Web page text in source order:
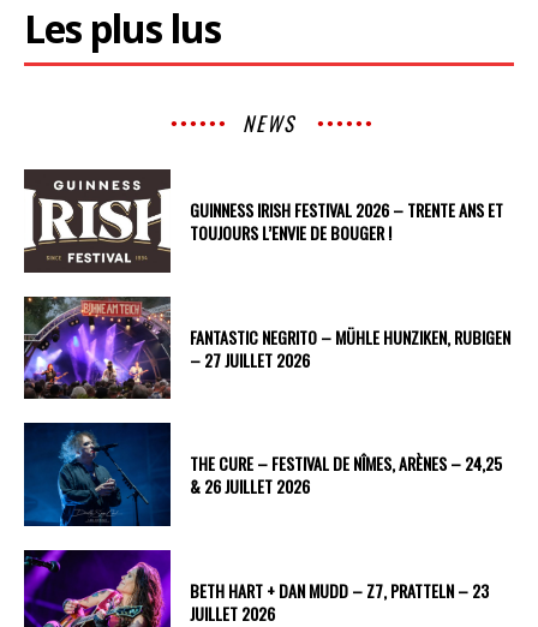
Les plus lus
NEWS
GUINNESS IRISH FESTIVAL 2026 – TRENTE ANS ET
TOUJOURS L’ENVIE DE BOUGER !
FANTASTIC NEGRITO – MÜHLE HUNZIKEN, RUBIGEN
– 27 JUILLET 2026
THE CURE – FESTIVAL DE NÎMES, ARÈNES – 24,25
& 26 JUILLET 2026
BETH HART + DAN MUDD – Z7, PRATTELN – 23
JUILLET 2026